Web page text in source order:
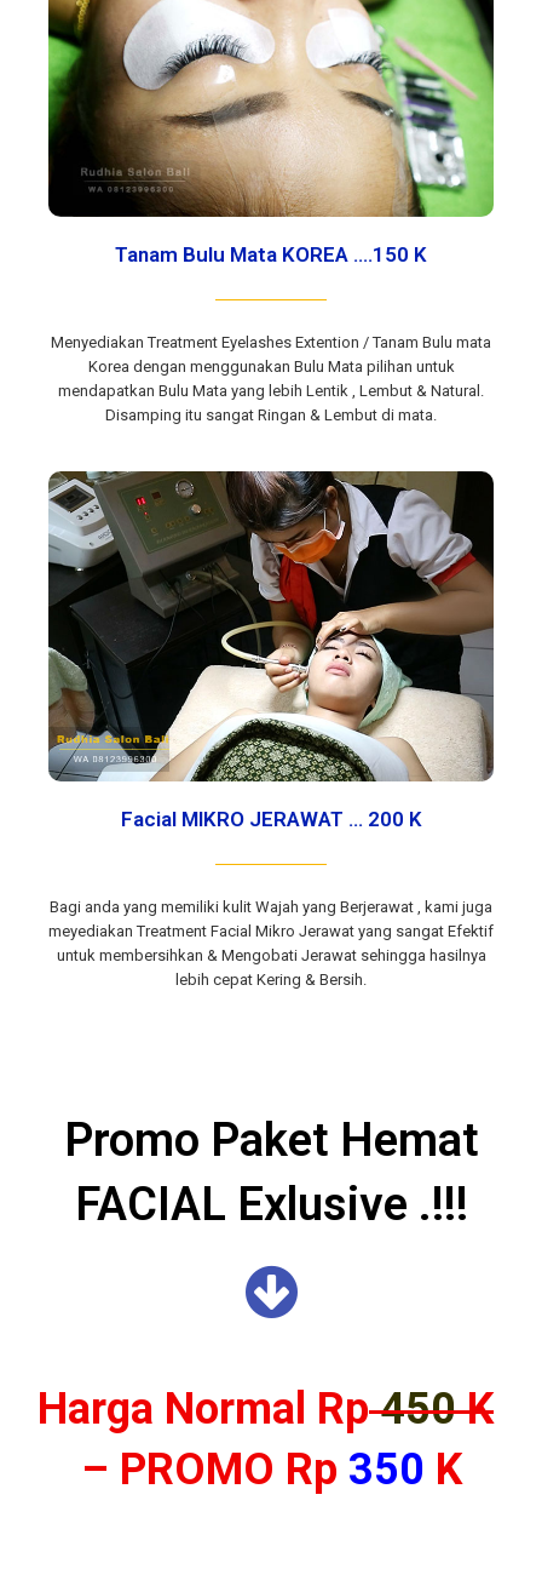
Tanam Bulu Mata KOREA ....150 K
Menyediakan Treatment Eyelashes Extention / Tanam Bulu mata
Korea dengan menggunakan Bulu Mata pilihan untuk
mendapatkan Bulu Mata yang lebih Lentik , Lembut & Natural.
Disamping itu sangat Ringan & Lembut di mata.
Facial MIKRO JERAWAT ... 200 K
Bagi anda yang memiliki kulit Wajah yang Berjerawat , kami juga
meyediakan Treatment Facial Mikro Jerawat yang sangat Efektif
untuk membersihkan & Mengobati Jerawat sehingga hasilnya
lebih cepat Kering & Bersih.
Promo Paket Hemat
FACIAL Exlusive .!!!
Harga Normal Rp 450K
– PROMO Rp 350 K